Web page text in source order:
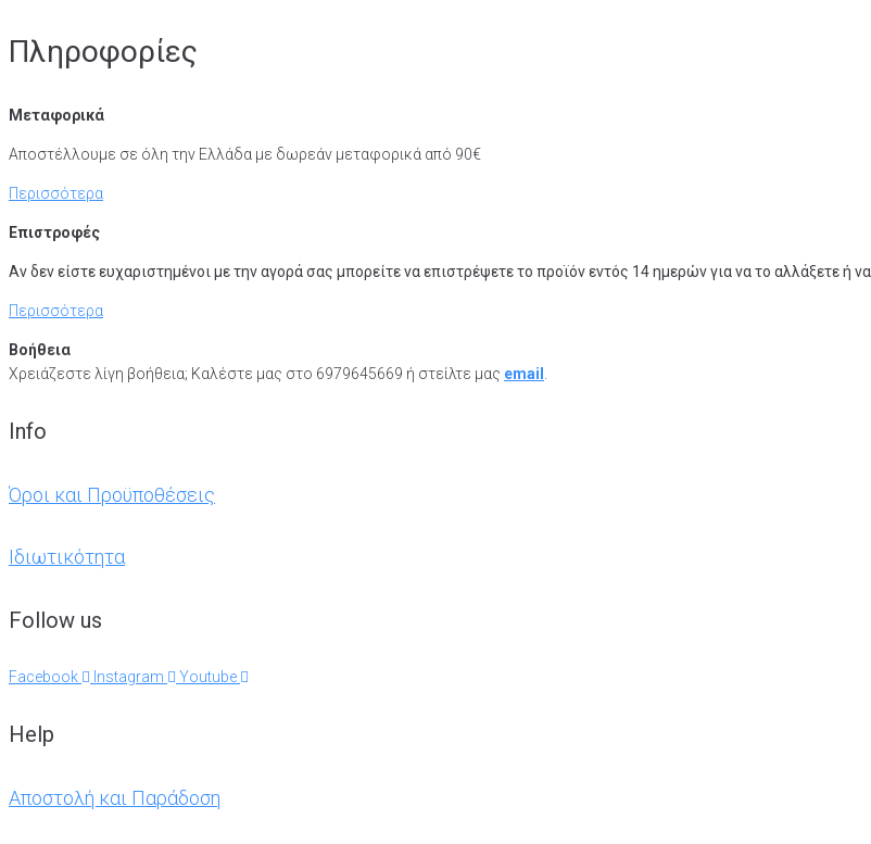
Πληροφορίες
Μεταφορικά
Αποστέλλουμε σε όλη την Ελλάδα με δωρεάν μεταφορικά από 90€
Περισσότερα
Επιστροφές
Αν δεν είστε ευχαριστημένοι με την αγορά σας μπορείτε να επιστρέψετε το προϊόν εντός 14 ημερών για να το αλλάξετε ή
Περισσότερα
Βοήθεια
Χρειάζεστε λίγη βοήθεια; Καλέστε μας στο 6979645669 ή στείλτε μας email
Info
Όροι και Προϋποθέσεις
Ιδιωτικότητα
Follow us
Facebook Instagram Youtube
Help
Αποστολή και Παράδοση